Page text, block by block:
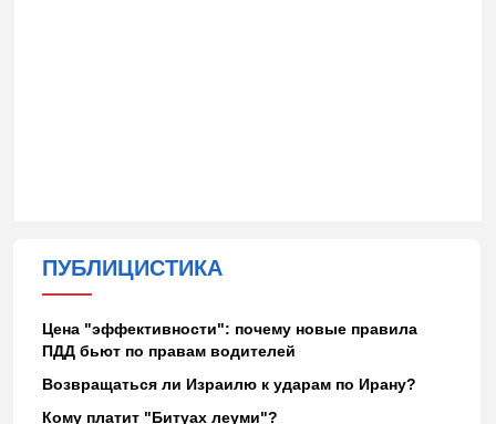
ПУБЛИЦИСТИКА
Цена "эффективности": почему новые правила
ПДД бьют по правам водителей
Возвращаться ли Израилю к ударам по Ирану?
Кому платит "Битуах леуми"?